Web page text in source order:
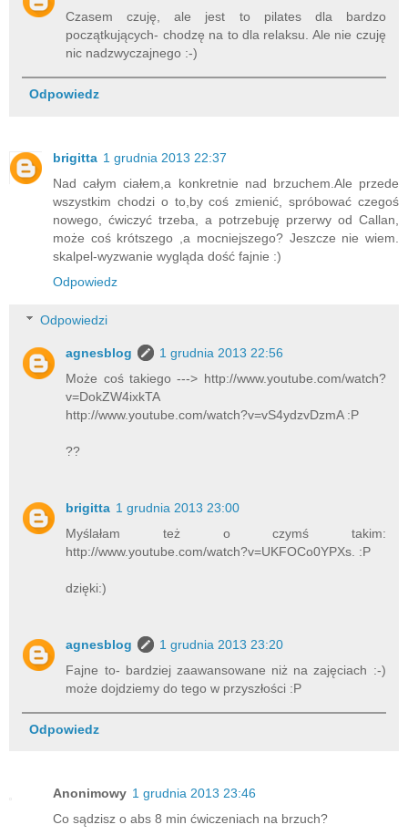
Czasem czuję, ale jest to pilates dla bardzo
początkujących- chodzę na to dla relaksu. Ale nie czuję
nic nadzwyczajnego :-)
Odpowiedz
brigitta 1 grudnia 2013 22:37
Nad całym ciałem,a konkretnie nad brzuchem.Ale przede
wszystkim chodzi o to,by coś zmienić, spróbować czegoś
nowego, ćwiczyć trzeba, a potrzebuję przerwy od Callan,
może coś krótszego ,a mocniejszego? Jeszcze nie wiem.
skalpel-wyzwanie wygląda dość fajnie :)
Odpowiedz
Odpowiedzi
agnesblog
1 grudnia 2013 22:56
Może coś takiego ---> http://www.youtube.com/watch?
v=DokZW4ixkTA
http://www.youtube.com/watch?v=vS4ydzvDzmA :P
??
brigitta 1 grudnia 2013 23:00
Myślałam też o czymś takim:
http://www.youtube.com/watch?v=UKFOCo0YPXs. :P
dzięki:)
agnesblog
1 grudnia 2013 23:20
Fajne to- bardziej zaawansowane niż na zajęciach :-)
może dojdziemy do tego w przyszłości :P
Odpowiedz
Anonimowy 1 grudnia 2013 23:46
Co sądzisz o abs 8 min ćwiczeniach na brzuch?